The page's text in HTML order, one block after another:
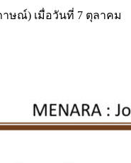
ษณ์) เมื่อวันที่ 7 ตุลาคม